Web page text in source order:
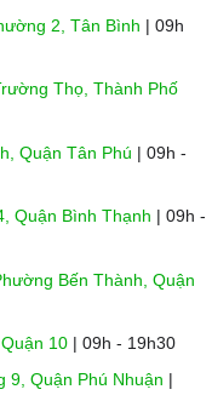
2, Tân Bình | 09h
Thọ, Thành Phố
Quận Tân Phú | 09h -
Quận Bình Thạnh | 09h -
Bến Thành, Quận
10 | 09h - 19h30
9, Quận Phú Nhuận |